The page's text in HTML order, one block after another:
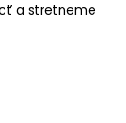
a stretneme